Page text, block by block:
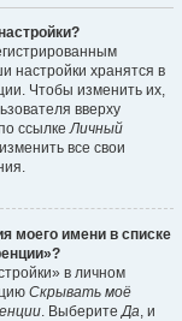
настройки хранятся в
Чтобы изменить их,
вверху
ссылкеЛичный
все свои
моего имени в списке
в личном
Скрывать моё
. ВыберитеДа, и